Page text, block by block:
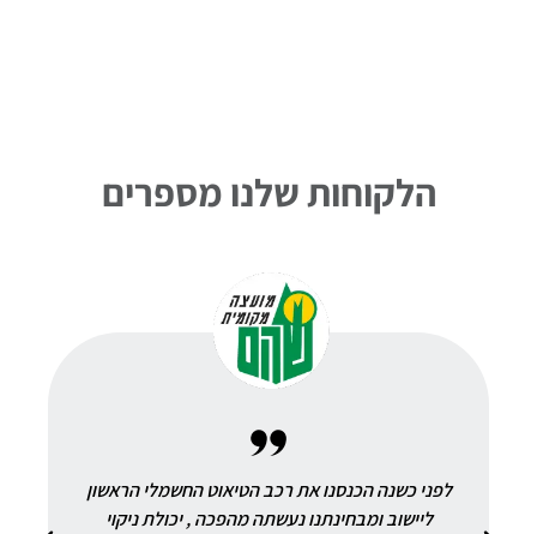
לניקוי
הלקוחות שלנו מספרים
לפני כשנה הכנסנו את רכב הטיאוט החשמלי הראשון
ליישוב ומבחינתנו נעשתה מהפכה , יכולת ניקוי